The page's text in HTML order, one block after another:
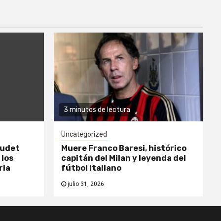
3 minutos de lectura
Uncategorized
Muere Franco Baresi, histórico
capitán del Milan y leyenda del
fútbol italiano
julio 31, 2026